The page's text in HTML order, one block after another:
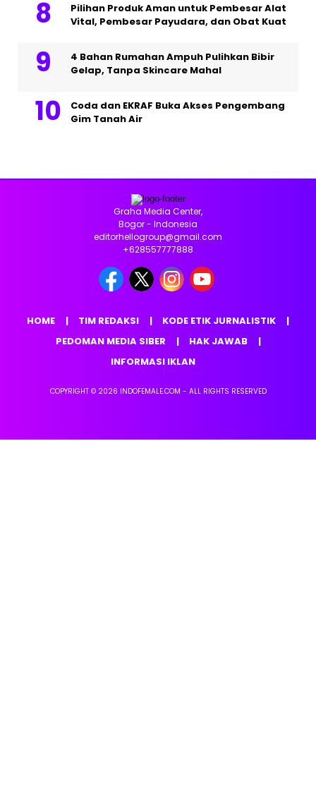
Pilihan Produk Aman untuk Pembesar Alat
Vital, Pembesar Payudara, dan Obat Kuat
4 Bahan Rumahan Ampuh Pulihkan Bibir
Gelap, Tanpa Skincare Mahal
Coda dan EKRAF Buka Akses Pengembang
Gim Tanah Air
Graha Media Center,
Bogor - Indonesia
editorhellogroup@gmail.com
+628557777888
HOME TIM REDAKSI
KODE ETIK JURNALISTIK
PEDOMAN MEDIA SIBER
HAK JAWAB
INFORMASI IKLAN
COPYRIGHT © 2026 INDOFEMALE.COM - ALL RIGHTS RESERVED